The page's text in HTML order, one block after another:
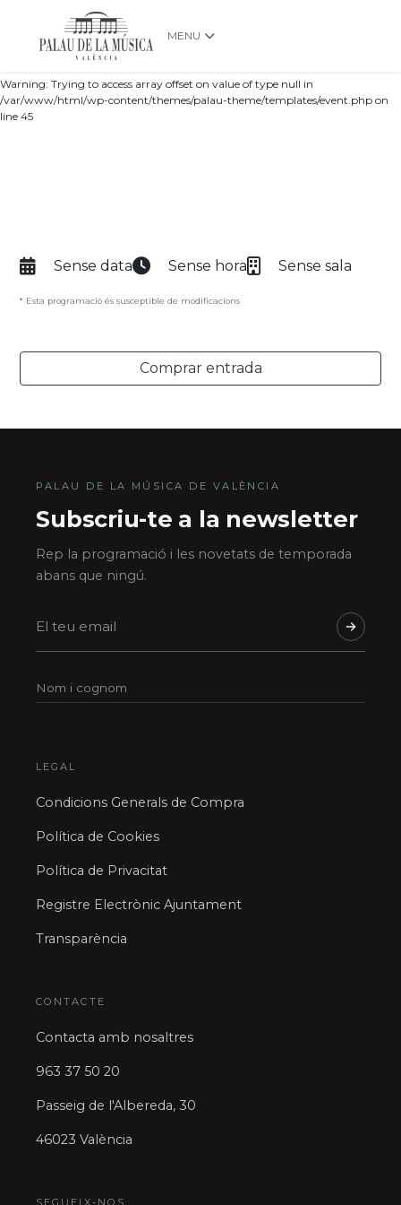
MENU
Warning: Trying to access array offset on value of type null in
/var/www/html/wp-content/themes/palau-theme/templates/event.php on
line 45
Sense data Sense hora Sense sala
* Esta programació és susceptible de modificacions
Comprar entrada
PALAU DE LA MÚSICA DE VALÈNCIA
Subscriu-te a la newsletter
Rep la programació i les novetats de temporada
abans que ningú.
LEGAL
Condicions Generals de Compra
Política de Cookies
Política de Privacitat
Registre Electrònic Ajuntament
Transparència
CONTACTE
Contacta amb nosaltres
963 37 50 20
Passeig de l'Albereda, 30
46023 València
SEGUEIX-NOS